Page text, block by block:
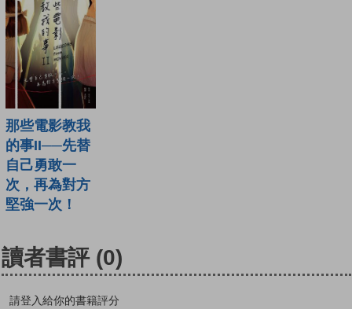
那些電影教我
的事II──先替
自己勇敢一
次，再為對方
堅強一次！
讀者書評 (0)
請登入給你的書籍評分